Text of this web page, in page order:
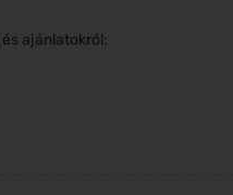
ajánlatokról: